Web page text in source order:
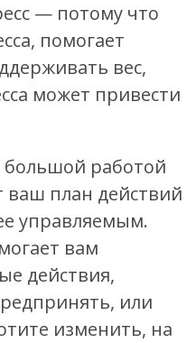
— потому что
помогает
вес,
может привести
большой работой
ваш план действий
управляемым.
вам
действия,
или
изменить, на